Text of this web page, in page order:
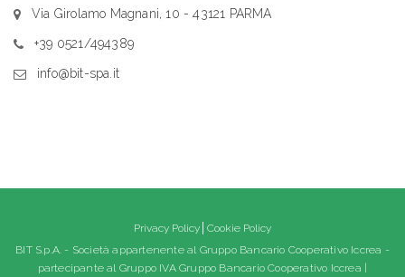
Via Girolamo Magnani, 10 - 43121 PARMA
+39 0521/494389
info@bit-spa.it
Privacy Policy Cookie Policy
BIT S.p.A. - Società appartenente al Gruppo Bancario Cooperativo Iccrea -
partecipante al Gruppo IVA Gruppo Bancario Cooperativo Iccrea |